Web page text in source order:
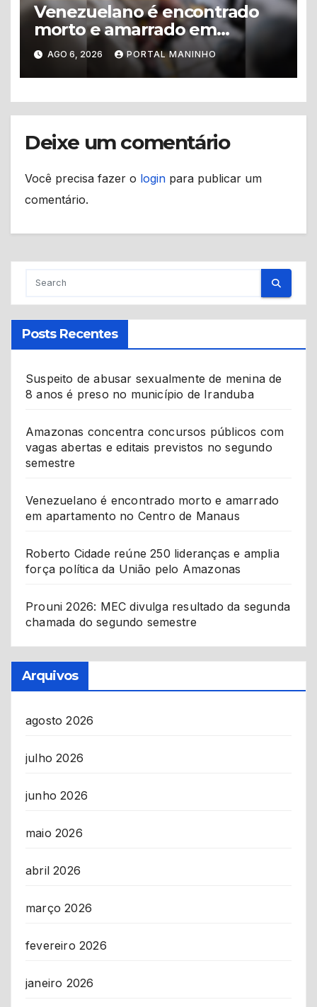
Venezuelano é encontrado
morto e amarrado em
apartamento no Centro de
Manaus
AGO 6, 2026 PORTAL MANINHO
Deixe um comentário
Você precisa fazer o login para publicar um
comentário.
Posts Recentes
Suspeito de abusar sexualmente de menina de
8 anos é preso no município de Iranduba
Amazonas concentra concursos públicos com
vagas abertas e editais previstos no segundo
semestre
Venezuelano é encontrado morto e amarrado
em apartamento no Centro de Manaus
Roberto Cidade reúne 250 lideranças e amplia
força política da União pelo Amazonas
Prouni 2026: MEC divulga resultado da segunda
chamada do segundo semestre
Arquivos
agosto 2026
julho 2026
junho 2026
maio 2026
abril 2026
março 2026
fevereiro 2026
janeiro 2026